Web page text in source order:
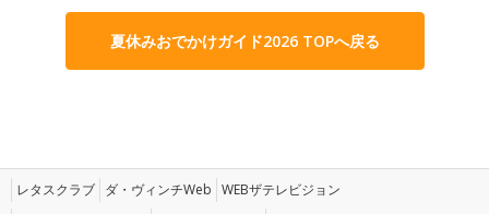
夏休みおでかけガイド2026 TOPへ戻る
レタスクラブ ダ・ヴィンチWeb WEBザテレビジョン